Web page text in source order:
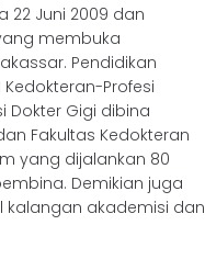
22 Juni 2009 dan
membuka
Pendidikan
Profesi
Dokter Gigi dibina
Fakultas Kedokteran
yang dijalankan 80
Demikian juga
akademisi dan